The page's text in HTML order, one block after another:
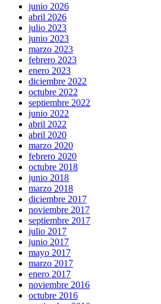
junio 2026
abril 2026
julio 2023
junio 2023
marzo 2023
febrero 2023
enero 2023
diciembre 2022
octubre 2022
septiembre 2022
junio 2022
abril 2022
abril 2020
marzo 2020
febrero 2020
octubre 2018
junio 2018
marzo 2018
diciembre 2017
noviembre 2017
septiembre 2017
julio 2017
junio 2017
mayo 2017
marzo 2017
enero 2017
noviembre 2016
octubre 2016